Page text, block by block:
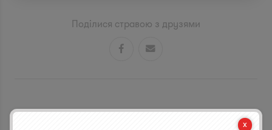
Поділися стравою з друзями
 
СТАНЬ ПЕРШИМ ХТО ДОДАСТЬ ВІДГУК